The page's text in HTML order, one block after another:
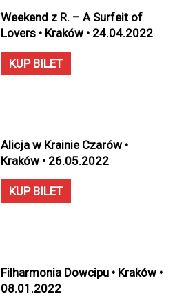
Weekend z R. – A Surfeit of
Lovers • Kraków • 24.04.2022
KUP BILET
Alicja w Krainie Czarów •
Kraków • 26.05.2022
KUP BILET
Filharmonia Dowcipu • Kraków •
08.01.2022